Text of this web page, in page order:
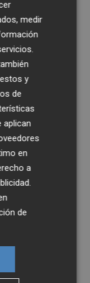
medir
y
de
aplican
en
a
de